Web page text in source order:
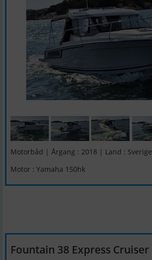
Motorbåd | Årgang : 2018 | Land : Sverige
Motor : Yamaha 150hk
Fountain 38 Express Cruiser